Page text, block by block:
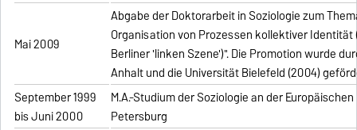
Mai 2009
Abgabe der Doktorarbeit in Soziologie zum
Organisation von Prozessen kollektiver Identität
Berliner 'linken Szene')". Die Promotion wurde
Anhalt und die Universität Bielefeld (2004)
September 1999
bis Juni 2000
M.A.-Studium der Soziologie an der
Petersburg